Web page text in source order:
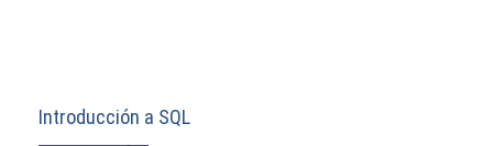
Introducción a SQL